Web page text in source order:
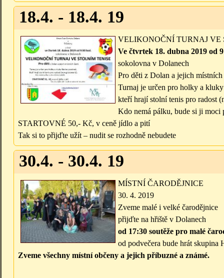
18.4. - 18.4. 19
VELIKONOČNÍ TURNAJ VE
Ve čtvrtek 18. dubna 2019 od
sokolovna v Dolanech
Pro děti z Dolan a jejich místních
Turnaj je určen pro holky a
kteří hrají stolní tenis pro radost
Kdo nemá pálku, bude si ji moci
STARTOVNÉ 50,- Kč, v ceně jídlo a pití
Tak si to přijďte užít – nudit se rozhodně nebudete
30.4. - 30.4. 19
MÍSTNÍ ČARODĚJNICE
30. 4. 2019
Zveme malé i velké čarodějnice
přijďte na hřiště v Dolanech
od 17:30 soutěže pro malé
od podvečera bude hrát skupina
Zveme všechny místní občeny a jejich příbuzné a známé.